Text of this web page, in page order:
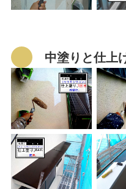
中塗りと仕上